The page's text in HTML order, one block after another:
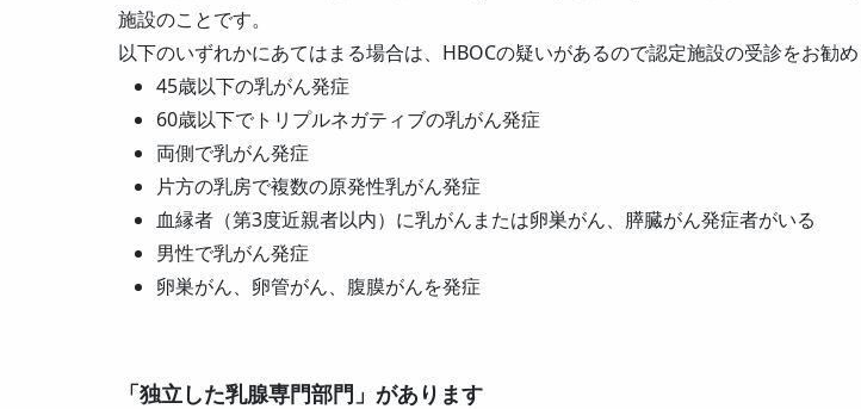
施設のことです。
以下のいずれかにあてはまる場合は、HBOCの疑いがあるので認定施設の受診をお勧め
45歳以下の乳がん発症
60歳以下でトリプルネガティブの乳がん発症
両側で乳がん発症
片方の乳房で複数の原発性乳がん発症
血縁者（第3度近親者以内）に乳がんまたは卵巣がん、膵臓がん発症者がいる
男性で乳がん発症
卵巣がん、卵管がん、腹膜がんを発症
「独立した乳腺専門部門」があります